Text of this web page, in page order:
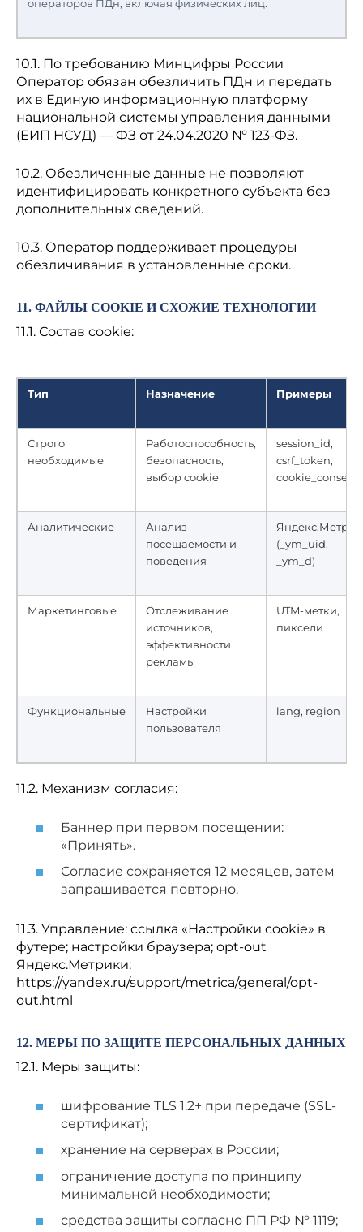
операторов ПДн, включая физических лиц.
10.1. По требованию Минцифры России
Оператор обязан обезличить ПДн и передать
их в Единую информационную платформу
национальной системы управления данными
(ЕИП НСУД) — ФЗ от 24.04.2020 № 123-ФЗ.
10.2. Обезличенные данные не позволяют
идентифицировать конкретного субъекта без
дополнительных сведений.
10.3. Оператор поддерживает процедуры
обезличивания в установленные сроки.
11. ФАЙЛЫ COOKIE И СХОЖИЕ ТЕХНОЛОГИИ
11.1. Состав cookie:
Тип Назначение Примеры
Строго
необходимые
Работоспособность,
безопасность,
выбор cookie
session_id,
csrf_token,
cookie_consent
Аналитические
Анализ
посещаемости и
поведения
(_ym_uid,
_ym_d)
Маркетинговые
Отслеживание
источников,
эффективности
рекламы
UTM-метки,
пиксели
Функциональные
Настройки
пользователя
lang, region
11.2. Механизм согласия:
Баннер при первом посещении:
«Принять».
Согласие сохраняется 12 месяцев, затем
запрашивается повторно.
11.3. Управление: ссылка «Настройки cookie» в
футере; настройки браузера; opt-out
Яндекс.Метрики:
https://yandex.ru/support/metrica/general/opt-
out.html
12. МЕРЫ ПО ЗАЩИТЕ ПЕРСОНАЛЬНЫХ ДАННЫХ
12.1. Меры защиты:
шифрование TLS 1.2+ при передаче (SSL-
сертификат);
хранение на серверах в России;
ограничение доступа по принципу
минимальной необходимости;
средства защиты согласно ПП РФ № 1119;